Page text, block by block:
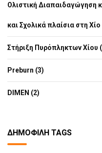
Ολιστική Διαπαιδαγώγηση
και Σχολικά πλαίσια στη Χίο
Στήριξη Πυρόπληκτων Χίου
Preburn (3)
DIMEN (2)
ΔΗΜΟΦΙΛΉ TAGS